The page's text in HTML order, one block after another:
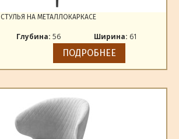
СТУЛЬЯ НА МЕТАЛЛОКАРКАСЕ
Глубина: 56 Ширина: 61
ПОДРОБНЕЕ